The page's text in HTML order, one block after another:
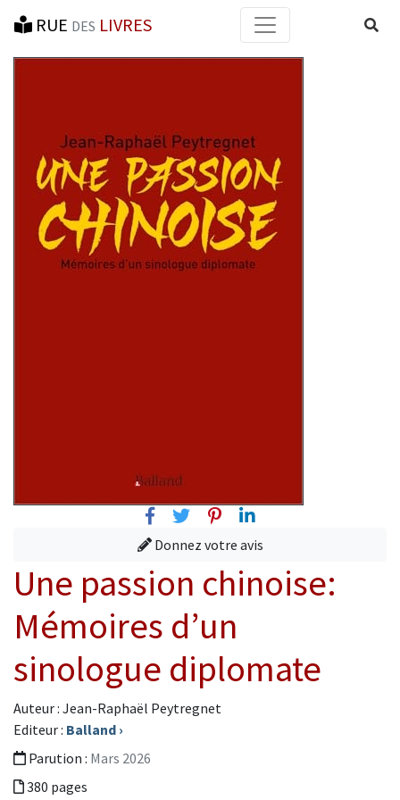
RUE DES LIVRES
FacebookTwitterPinterest
Linkedin
Donnez votre avis
Une passion chinoise:
Mémoires d’un
sinologue diplomate
Auteur : Jean-Raphaël Peytregnet
Editeur : Balland ›
Parution : Mars 2026
380 pages